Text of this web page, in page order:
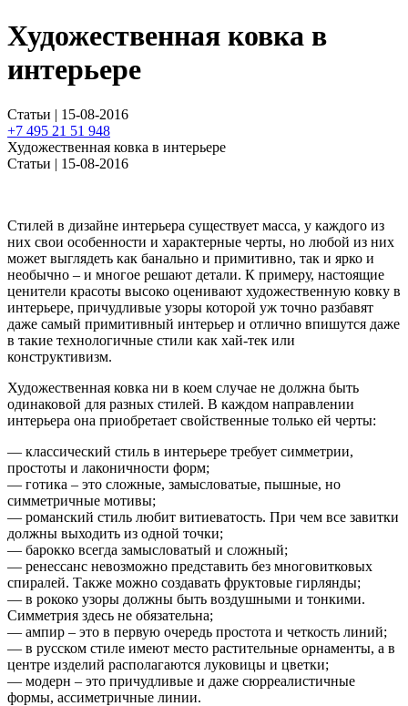
Художественная ковка в
интерьере
Статьи | 15-08-2016
+7 495 21 51 948
Художественная ковка в интерьере
Статьи | 15-08-2016
Стилей в дизайне интерьера существует масса, у каждого из
них свои особенности и характерные черты, но любой из них
может выглядеть как банально и примитивно, так и ярко и
необычно – и многое решают детали. К примеру, настоящие
ценители красоты высоко оценивают художественную ковку в
интерьере, причудливые узоры которой уж точно разбавят
даже самый примитивный интерьер и отлично впишутся даже
в такие технологичные стили как хай-тек или
конструктивизм.
Художественная ковка ни в коем случае не должна быть
одинаковой для разных стилей. В каждом направлении
интерьера она приобретает свойственные только ей черты:
— классический стиль в интерьере требует симметрии,
простоты и лаконичности форм;
— готика – это сложные, замысловатые, пышные, но
симметричные мотивы;
— романский стиль любит витиеватость. При чем все завитки
должны выходить из одной точки;
— барокко всегда замысловатый и сложный;
— ренессанс невозможно представить без многовитковых
спиралей. Также можно создавать фруктовые гирлянды;
— в рококо узоры должны быть воздушными и тонкими.
Симметрия здесь не обязательна;
— ампир – это в первую очередь простота и четкость линий;
— в русском стиле имеют место растительные орнаменты, а в
центре изделий располагаются луковицы и цветки;
— модерн – это причудливые и даже сюрреалистичные
формы, ассиметричные линии.